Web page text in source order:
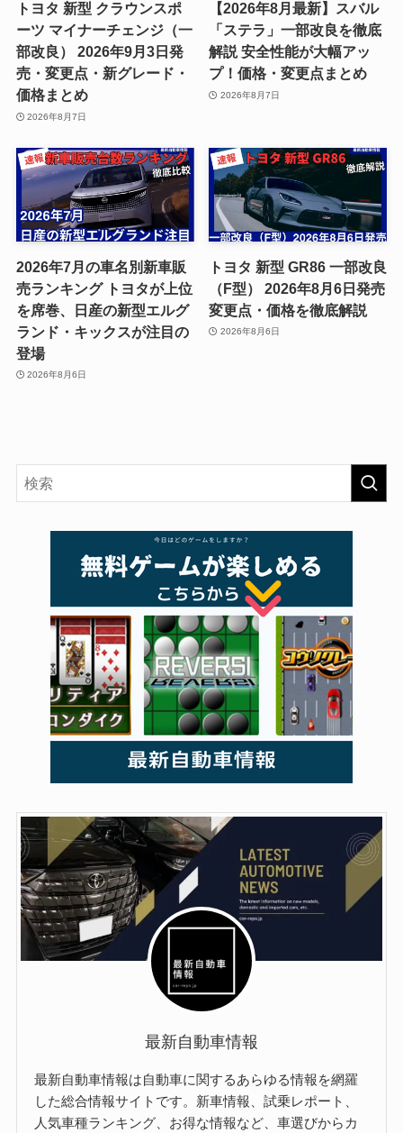
トヨタ 新型 クラウンスポ
ーツ マイナーチェンジ（一
部改良） 2026年9月3日発
売・変更点・新グレード・
価格まとめ
2026年8月7日
【2026年8月最新】スバル
「ステラ」一部改良を徹底
解説 安全性能が大幅アッ
プ！価格・変更点まとめ
2026年8月7日
2026年7月の車名別新車販
売ランキング トヨタが上位
を席巻、日産の新型エルグ
ランド・キックスが注目の
登場
2026年8月6日
トヨタ 新型 GR86 一部改良
（F型） 2026年8月6日発売
変更点・価格を徹底解説
2026年8月6日
最新自動車情報
最新自動車情報は自動車に関するあらゆる情報を網羅
した総合情報サイトです。新車情報、試乗レポート、
人気車種ランキング、お得な情報など、車選びからカ